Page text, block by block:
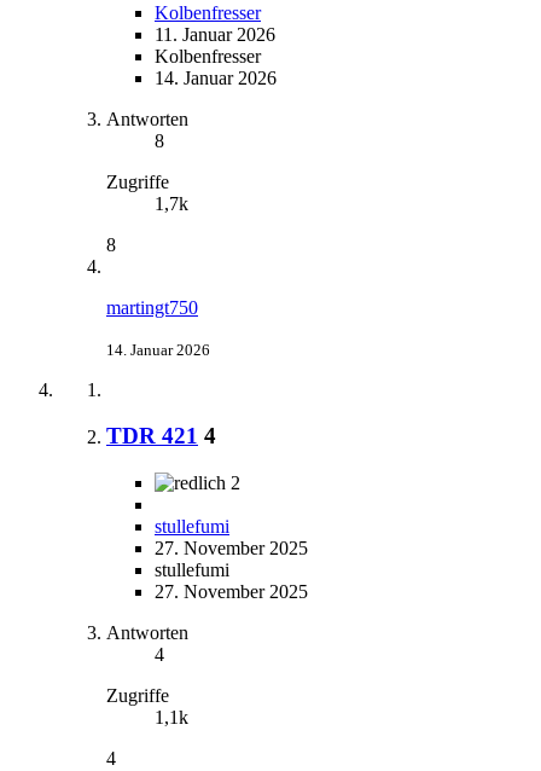
Kolbenfresser
11. Januar 2026
Kolbenfresser
14. Januar 2026
Antworten
8
Zugriffe
1,7k
8
martingt750
14. Januar 2026
TDR 421 4
2
stullefumi
27. November 2025
stullefumi
27. November 2025
Antworten
4
Zugriffe
1,1k
4